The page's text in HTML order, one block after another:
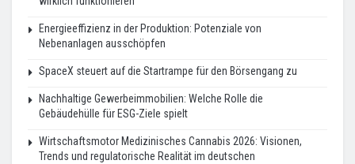
Energieeffizienz in der Produktion: Potenziale von
Nebenanlagen ausschöpfen
SpaceX steuert auf die Startrampe für den Börsengang zu
Nachhaltige Gewerbeimmobilien: Welche Rolle die
Gebäudehülle für ESG-Ziele spielt
Wirtschaftsmotor Medizinisches Cannabis 2026: Visionen,
Trends und regulatorische Realität im deutschen